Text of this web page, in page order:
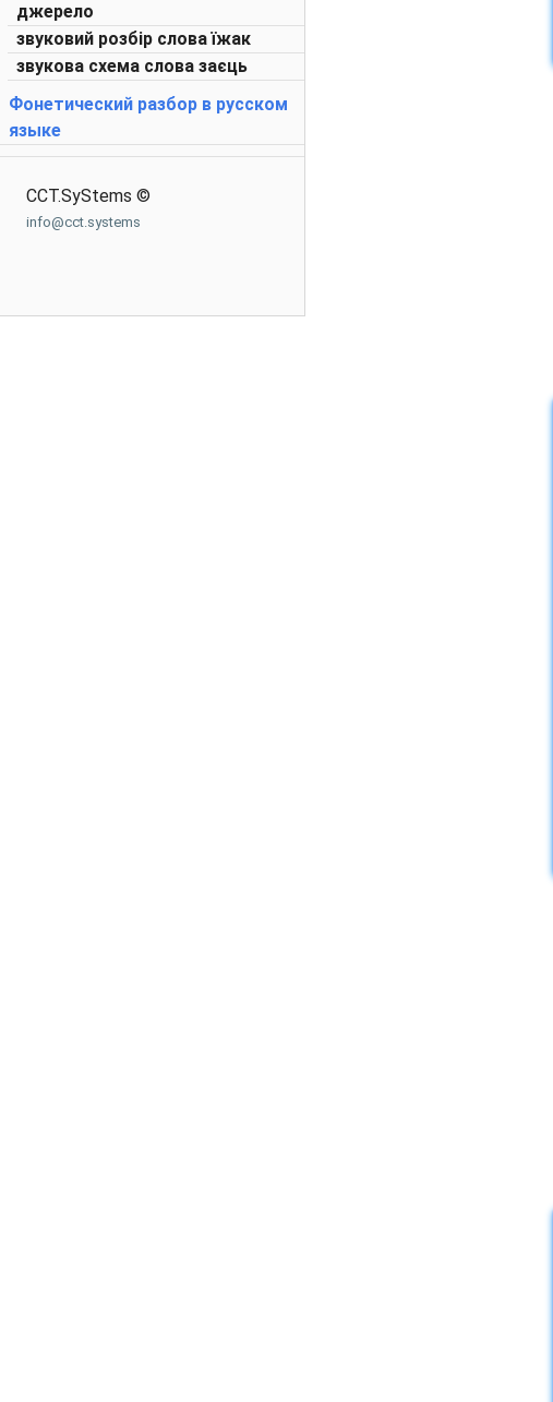
джерело
звуковий розбір слова їжак
звукова схема слова заєць
Фонетический разбор в русском
языке
CCT.SyStems ©
info@cct.systems